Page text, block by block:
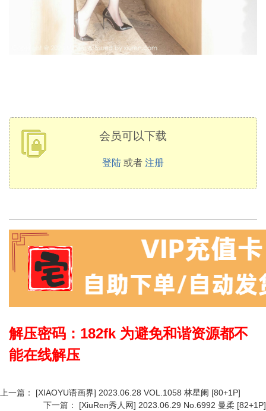
会员可以下载
登陆 或者 注册
解压密码：182fk 为避免和谐资源都不
能在线解压
上一篇： [XIAOYU语画界] 2023.06.28 VOL.1058 林星阑 [80+1P]
下一篇： [XiuRen秀人网] 2023.06.29 No.6992 曼柔 [82+1P]